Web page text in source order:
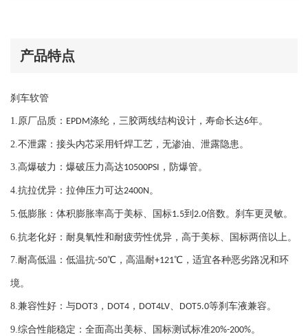
奥迪 A4L B8
奥迪 A6 C5
奥迪 A6 C6
奥迪 A6L A7
奥迪 A6L C7
奥迪 A4 B6/B7
奥迪 A4L B8
奥迪 S5 -
产品特点
刹车软管
1.原厂品质： EPDM涤纶，三胶两线结构设计，寿命长达6年。
2.不泄露：接头内芯采用钎焊工艺， 无渗油、泄露隐患。
3.高爆破力：爆破压力高达10500PSI ，防爆管。
4.抗拉优异：拉伸压力可达2400N。
5.低膨胀：体积膨胀率高于美标、国标1.5到 2.0倍数。刹车更灵敏。
6.抗老化好：耐臭氧性和耐疲劳性优异，高于美标、国标两倍以上。
7.耐高低温：低温抗-50℃，高温耐+121℃，适宜各种恶劣路况和环
境。
8.兼容性好：与DOT3 ， DOT4 ， DOT4LV、 DOT5.0等刹车液兼容。
9.综合性能稳定：全面高出美标、国标测试标准20%-200%。